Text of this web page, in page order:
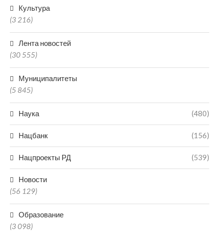
Культура
(3 216)
Лента новостей
(30 555)
Муниципалитеты
(5 845)
Наука (480)
Нацбанк (156)
Нацпроекты РД (539)
Новости
(56 129)
Образование
(3 098)